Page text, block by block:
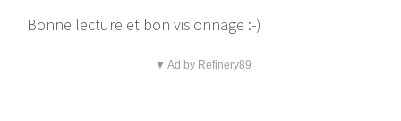
Bonne lecture et bon visionnage :-)
▼ Ad by Refinery89